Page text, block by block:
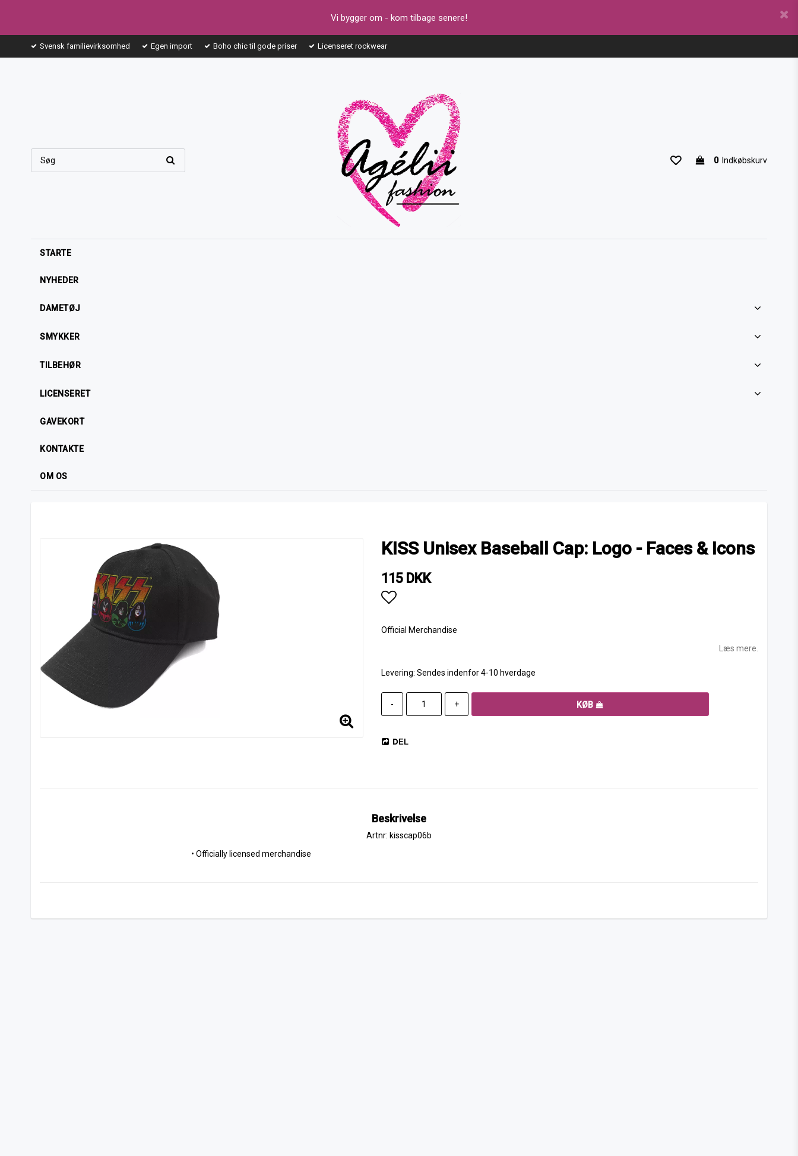
Vi bygger om - kom tilbage senere!
Svensk familievirksomhed Egen import Boho chic til gode priser Licenseret rockwear
0 Indkøbskurv
STARTE
NYHEDER
DAMETØJ
SMYKKER
TILBEHØR
LICENSERET
GAVEKORT
KONTAKTE
OM OS
KISS Unisex Baseball Cap: Logo - Faces & Icons
115 DKK
Official Merchandise
Læs mere.
Levering: Sendes indenfor 4-10 hverdage
- + KØB
DEL
Beskrivelse
Artnr: kisscap06b
• Officially licensed merchandise